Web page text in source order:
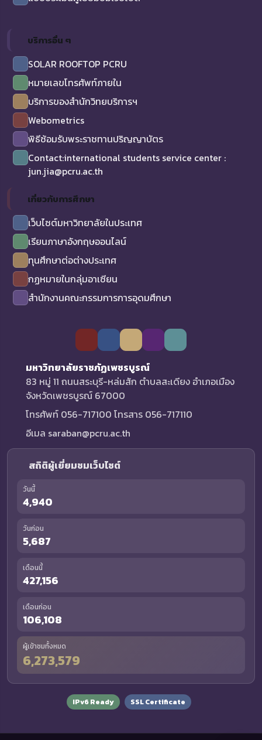
บริการอื่น ๆ
SOLAR ROOFTOP PCRU
หมายเลขโทรศัพท์ภายใน
บริการของสำนักวิทยบริการฯ
Webometrics
พิธีซ้อมรับพระราชทานปริญญาบัตร
Contact:international students service center :
jun.jia@pcru.ac.th
เกี่ยวกับการศึกษา
เว็บไซต์มหาวิทยาลัยในประเทศ
เรียนภาษาอังกฤษออนไลน์
ทุนศึกษาต่อต่างประเทศ
กฏหมายในกลุ่มอาเซียน
สำนักงานคณะกรรมการการอุดมศึกษา
มหาวิทยาลัยราชภัฏเพชรบูรณ์
83 หมู่ 11 ถนนสระบุรี-หล่มสัก ตำบลสะเดียง อำเภอเมือง
จังหวัดเพชรบูรณ์ 67000
โทรศัพท์ 056-717100 โทรสาร 056-717110
อีเมล saraban@pcru.ac.th
สถิติผู้เยี่ยมชมเว็บไซต์
วันนี้
4,940
วันก่อน
5,687
เดือนนี้
427,156
เดือนก่อน
106,108
ผู้เข้าชมทั้งหมด
6,273,579
IPv6 Ready SSL Certificate